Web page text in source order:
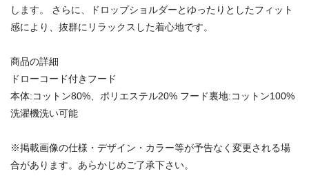
します。 さらに、ドロップショルダーとゆったりとしたフィット
感により、抜群にリラックスした着心地です。
商品の詳細
ドローコード付きフード
本体:コットン80%、ポリエステル20% フード裏地:コットン100%
洗濯機洗い可能
※掲載画像の仕様・デザイン・カラー等が予告なく変更される場
合があります。あらかじめご了承下さい。